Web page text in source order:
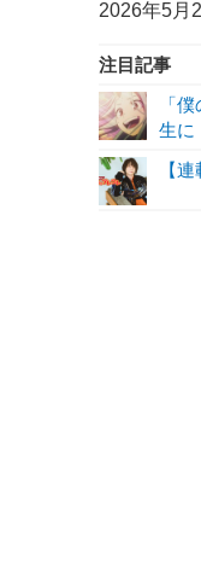
2026年5月
注目記事
「
生に
【